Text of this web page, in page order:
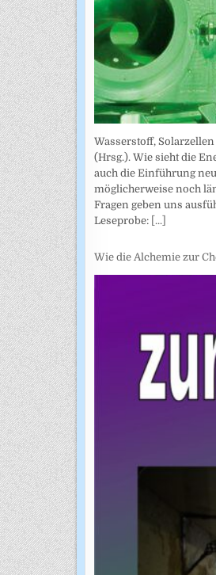
Wasserstoff,
(Hrsg.). Wie sieht die
auch die Einführung
möglicherweise noch
Fragen geben uns
Leseprobe: [...]
Wie die Alchemie zur